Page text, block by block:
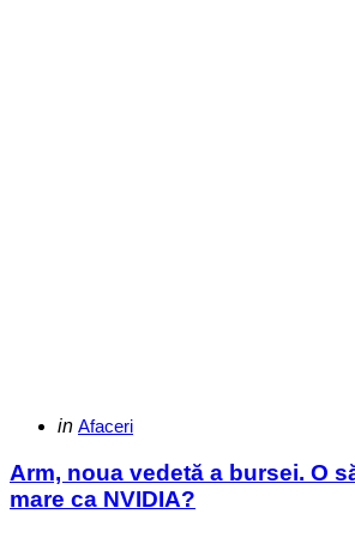
Categories
Posted
in Afaceri
Arm, noua vedetă a bursei. O
mare ca NVIDIA?